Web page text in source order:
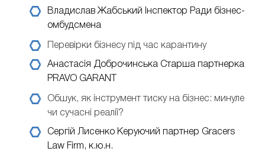
Владислав Жабський
Інспектор Ради бізнес-
омбудсмена
Перевірки бізнесу під час карантину
Анастасія Доброчинська Старша партнерка
PRAVO GARANT
Обшук, як інструмент тиску на бізнес: минуле
чи сучасні реалії?
Сергій Лисенко Керуючий партнер Gracers
Law Firm, к.ю.н.